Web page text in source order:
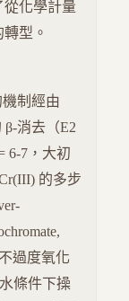
化學計量
型。
機制經由
β-消去（E2
6-7，大初
的多步
過度氧化
條件下操